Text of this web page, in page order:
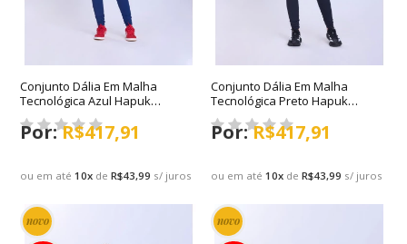
Conjunto Dália Em Malha
Tecnológica Azul Hapuk
Primavera/Verão 2027
ou em até10x deR$43,99 s/ juros
R$417,91
Conjunto Dália Em Malha
Tecnológica Preto Hapuk
Primavera/Verão 2027
ou em até10x deR$43,99 s/ juros
R$417,91
novo novo